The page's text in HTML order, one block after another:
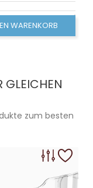
50%
WARENKORB
GLEICHEN
zum besten